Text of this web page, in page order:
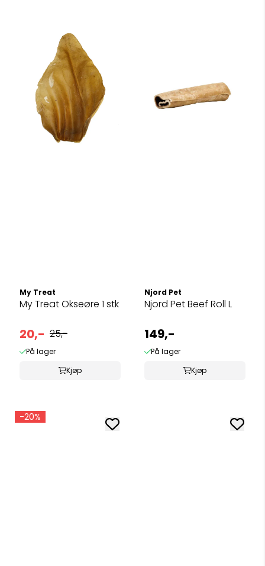
My Treat
My Treat Okseøre 1 stk
20,- 25,-
På lager
Kjøp
Njord Pet
Njord Pet Beef Roll L
149,-
På lager
Kjøp
-20%